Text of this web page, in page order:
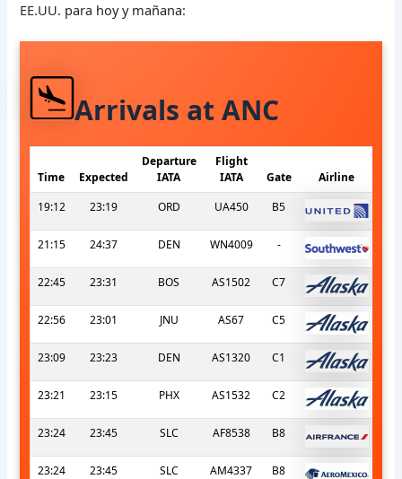
EE.UU. para hoy y mañana:
Arrivals at ANC
Time Expected
Departure
IATA
Flight
IATA
Gate
Airline
19:12
23:19 ORD UA450 B5
21:15 24:37 DEN WN4009 -
22:45 23:31 BOS AS1502 C7
22:56 23:01 JNU AS67 C5
23:09 23:23 DEN AS1320 C1
23:21 23:15 PHX AS1532 C2
23:24 23:45 SLC AF8538 B8
23:24 23:45 SLC AM4337 B8